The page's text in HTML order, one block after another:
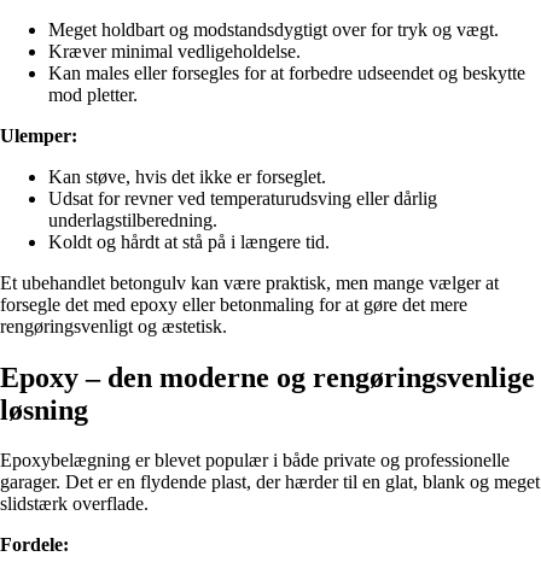
Meget holdbart og modstandsdygtigt over for tryk og vægt.
Kræver minimal vedligeholdelse.
Kan males eller forsegles for at forbedre udseendet og beskytte
mod pletter.
Ulemper:
Kan støve, hvis det ikke er forseglet.
Udsat for revner ved temperaturudsving eller dårlig
underlagstilberedning.
Koldt og hårdt at stå på i længere tid.
Et ubehandlet betongulv kan være praktisk, men mange vælger at
forsegle det med epoxy eller betonmaling for at gøre det mere
rengøringsvenligt og æstetisk.
Epoxy – den moderne og rengøringsvenlige
løsning
Epoxybelægning er blevet populær i både private og professionelle
garager. Det er en flydende plast, der hærder til en glat, blank og meget
slidstærk overflade.
Fordele: